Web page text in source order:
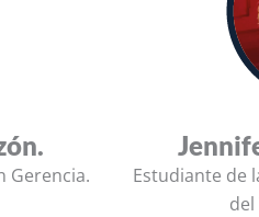
Gerencia.
Estudiante de